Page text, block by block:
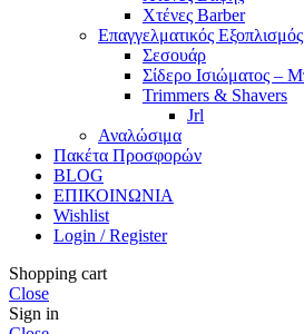
Χτένες Barber
Επαγγελματικός Εξοπλισμός
Σεσουάρ
Σίδερο Ισιώματος –
Trimmers & Shavers
Jrl
Αναλώσιμα
Πακέτα Προσφορών
BLOG
ΕΠΙΚΟΙΝΩΝΙΑ
Wishlist
Login / Register
Shopping cart
Close
Sign in